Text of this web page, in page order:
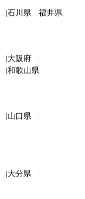
石川県 福井県
大阪府
和歌山県
山口県
大分県